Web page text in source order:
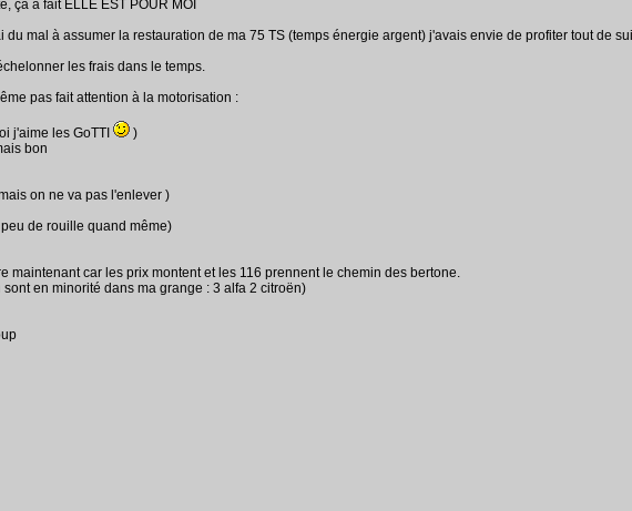
çà a fait ELLE EST POUR MOI
mal à assumer la restauration de ma 75 TS (temps énergie argent) j'avais envie de profiter tout de
les frais dans le temps.
pas fait attention à la motorisation :
j'aime les GoTTI
)
bon
on ne va pas l'enlever )
de rouille quand même)
maintenant car les prix montent et les 116 prennent le chemin des bertone.
en minorité dans ma grange : 3 alfa 2 citroën)